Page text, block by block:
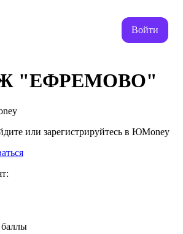
Войти
"ЕФРЕМОВО"
или зарегистрируйтесь в ЮMoney
баллы